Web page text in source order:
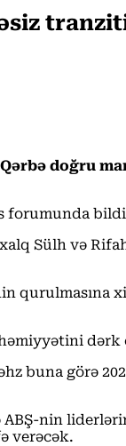
doğru
forumunda
Sülh və
qurulmasına
dərk
buna görə
nin
verəcək.